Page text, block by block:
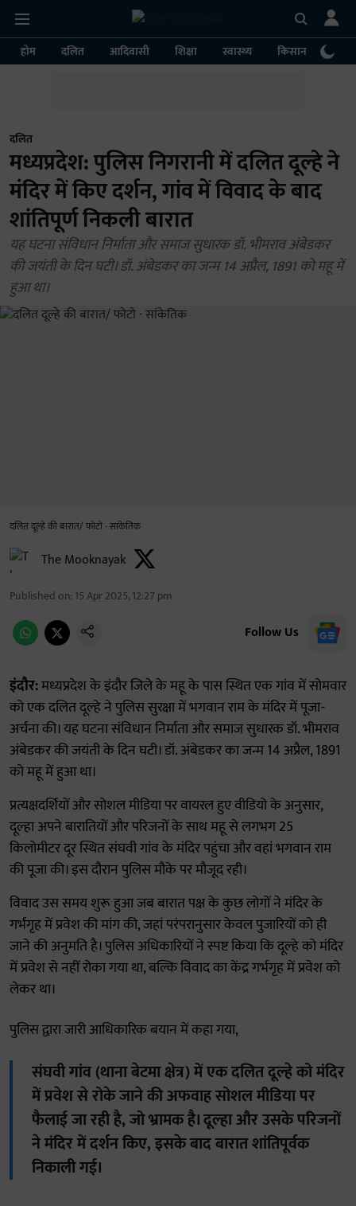
होम दलित आदिवासी शिक्षा स्वास्थ्य किसान
दलित
मध्यप्रदेश: पुलिस निगरानी में दलित दूल्हे ने
मंदिर में किए दर्शन, गांव में विवाद के बाद
शांतिपूर्ण निकली बारात
यह घटना संविधान निर्माता और समाज सुधारक डॉ. भीमराव अंबेडकर
की जयंती के दिन घटी। डॉ. अंबेडकर का जन्म 14 अप्रैल, 1891 को महू में
हुआ था।
दलित दूल्हे की बारात/ फोटो - सांकेतिक
The Mooknayak
Published on: 15 Apr 2025, 12:27 pm
Follow Us
इंदौर:मध्यप्रदेश के इंदौर जिले के महू के पास स्थित एक गांव में सोमवार
को एक दलित दूल्हे ने पुलिस सुरक्षा में भगवान राम के मंदिर में पूजा-
अर्चना की। यह घटना संविधान निर्माता और समाज सुधारक डॉ. भीमराव
अंबेडकर की जयंती के दिन घटी। डॉ. अंबेडकर का जन्म 14 अप्रैल, 1891
को महू में हुआ था।
प्रत्यक्षदर्शियों और सोशल मीडिया पर वायरल हुए वीडियो के अनुसार,
दूल्हा अपने बारातियों और परिजनों के साथ महू से लगभग 25
किलोमीटर दूर स्थित संघवी गांव के मंदिर पहुंचा और वहां भगवान राम
की पूजा की। इस दौरान पुलिस मौके पर मौजूद रही।
विवाद उस समय शुरू हुआ जब बारात पक्ष के कुछ लोगों ने मंदिर के
गर्भगृह में प्रवेश की मांग की, जहां परंपरानुसार केवल पुजारियों को ही
जाने की अनुमति है। पुलिस अधिकारियों ने स्पष्ट किया कि दूल्हे को मंदिर
में प्रवेश से नहीं रोका गया था, बल्कि विवाद का केंद्र गर्भगृह में प्रवेश को
लेकर था।
पुलिस द्वारा जारी आधिकारिक बयान में कहा गया,
संघवी गांव (थाना बेटमा क्षेत्र) में एक दलित दूल्हे को मंदिर
में प्रवेश से रोके जाने की अफवाह सोशल मीडिया पर
फैलाई जा रही है, जो भ्रामक है। दूल्हा और उसके परिजनों
ने मंदिर में दर्शन किए, इसके बाद बारात शांतिपूर्वक
निकाली गई।